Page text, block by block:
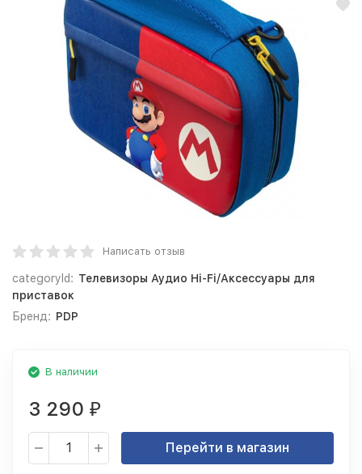
Написать отзыв
categoryId: Телевизоры Аудио Hi-Fi/Аксессуары для
приставок
Бренд: PDP
В наличии
3 290 ₽
Перейти в магазин